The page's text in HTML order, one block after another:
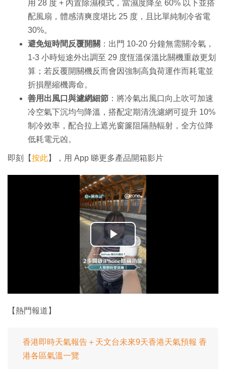
用 28 度 + 內置除濕模式，當濕度降至 60% 以下並搭
配風扇，體感清爽度堪比 25 度，且比單純制冷省電
30%。
避免短時間反覆開關 ：出門 10-20 分鐘無需關冷氣，
1-3 小時短途外出調至 29 度恆溫保溫比關機重啟更划
算；若反覆開關機反而會因強制高負荷運作而耗電並
折損壓縮機壽命。
善用出風口與濾網細節 ：將冷氣出風口向上吹可加速
冷空氣下沉均勻降溫，搭配定期清洗濾網可提升 10%
制冷效率，配合拉上遮光窗簾阻隔熱輻射，全方位降
低耗電元凶。
即刻【按此】，用 App 睇更多產品開箱影片
播
放
影
【熱門報道】
香港即時天氣報告＋天文台未來9天香港天氣預報 香
港各區氣溫一覽